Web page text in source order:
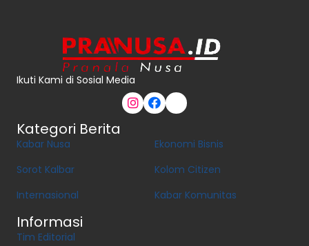
Ikuti Kami di Sosial Media
Kategori Berita
Kabar Nusa
Sorot Kalbar
Internasional
Ekonomi Bisnis
Kolom Citizen
Kabar Komunitas
Informasi
Tim Editorial